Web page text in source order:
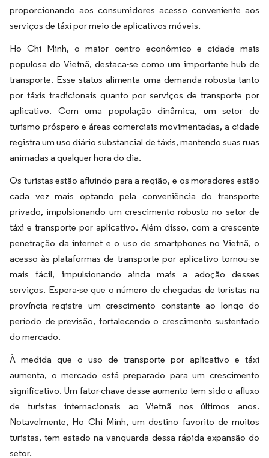
proporcionando aos consumidores acesso conveniente aos
serviços de táxi por meio de aplicativos móveis.
Ho Chi Minh, o maior centro econômico e cidade mais
populosa do Vietnã, destaca-se como um importante hub de
transporte. Esse status alimenta uma demanda robusta tanto
por táxis tradicionais quanto por serviços de transporte por
aplicativo. Com uma população dinâmica, um setor de
turismo próspero e áreas comerciais movimentadas, a cidade
registra um uso diário substancial de táxis, mantendo suas ruas
animadas a qualquer hora do dia.
Os turistas estão afluindo para a região, e os moradores estão
cada vez mais optando pela conveniência do transporte
privado, impulsionando um crescimento robusto no setor de
táxi e transporte por aplicativo. Além disso, com a crescente
penetração da internet e o uso de smartphones no Vietnã, o
acesso às plataformas de transporte por aplicativo tornou-se
mais fácil, impulsionando ainda mais a adoção desses
serviços. Espera-se que o número de chegadas de turistas na
província registre um crescimento constante ao longo do
período de previsão, fortalecendo o crescimento sustentado
do mercado.
À medida que o uso de transporte por aplicativo e táxi
aumenta, o mercado está preparado para um crescimento
significativo. Um fator-chave desse aumento tem sido o afluxo
de turistas internacionais ao Vietnã nos últimos anos.
Notavelmente, Ho Chi Minh, um destino favorito de muitos
turistas, tem estado na vanguarda dessa rápida expansão do
setor.